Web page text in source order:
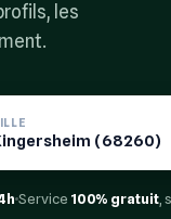
les
Service 100% gratuit ,